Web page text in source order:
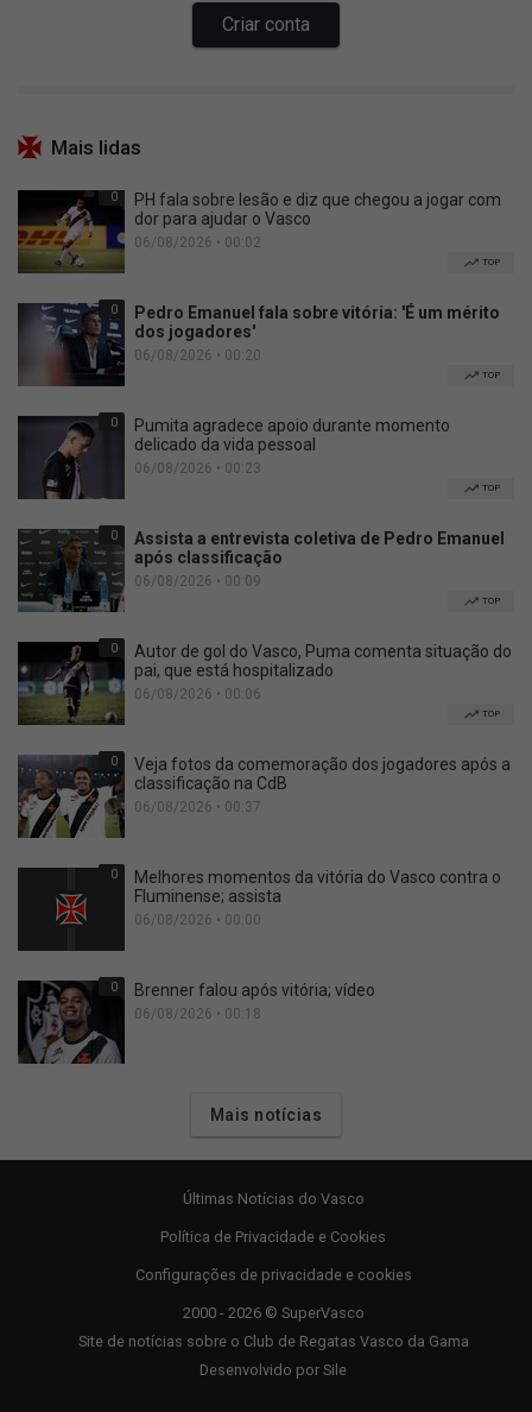
Mais lidas
0
PH fala sobre lesão e diz que chegou a jogar com
dor para ajudar o Vasco
06/08/2026 • 00:02
TOP
0
Pedro Emanuel fala sobre vitória: 'É um mérito
dos jogadores'
06/08/2026 • 00:20
TOP
0
Pumita agradece apoio durante momento
delicado da vida pessoal
06/08/2026 • 00:23
TOP
0
Assista a entrevista coletiva de Pedro Emanuel
após classificação
06/08/2026 • 00:09
TOP
0
Autor de gol do Vasco, Puma comenta situação do
pai, que está hospitalizado
06/08/2026 • 00:06
TOP
0
Veja fotos da comemoração dos jogadores após a
classificação na CdB
06/08/2026 • 00:37
0
Melhores momentos da vitória do Vasco contra o
Fluminense; assista
06/08/2026 • 00:00
0 Brenner falou após vitória; vídeo
06/08/2026 • 00:18
Mais notícias
Últimas Notícias do Vasco
Política de Privacidade e Cookies
Configurações de privacidade e cookies
2000 - 2026 © SuperVasco
Site de notícias sobre o Club de Regatas Vasco da Gama
Desenvolvido por Sile